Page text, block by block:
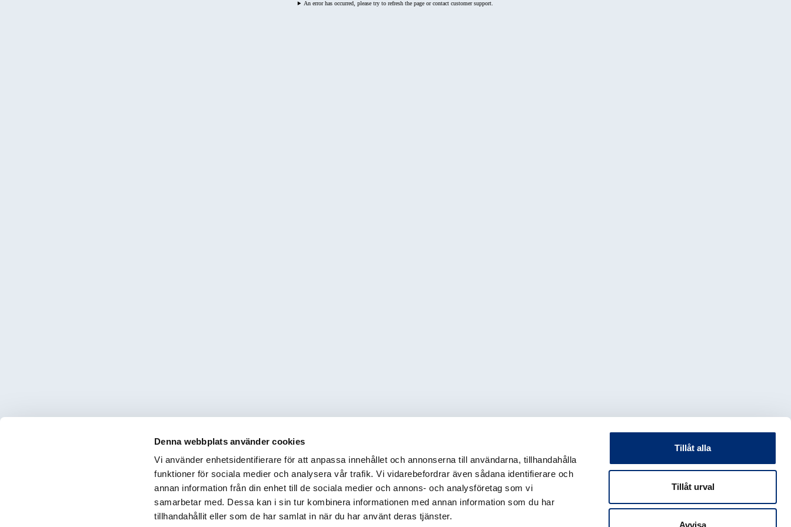
Denna webbplats använder cookies
Vi använder enhetsidentifierare för att anpassa innehållet och annonserna till användarna, tillhandahålla
funktioner för sociala medier och analysera vår trafik. Vi vidarebefordrar även sådana identifierare och
annan information från din enhet till de sociala medier och annons- och analysföretag som vi
samarbetar med. Dessa kan i sin tur kombinera informationen med annan information som du har
tillhandahållit eller som de har samlat in när du har använt deras tjänster.
Tillåt alla
Tillåt urval
Avvisa
An error has occurred, please try to refresh the page or contact customer support.